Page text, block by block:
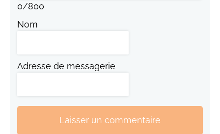
0/800
Nom
Adresse de messagerie
Laisser un commentaire